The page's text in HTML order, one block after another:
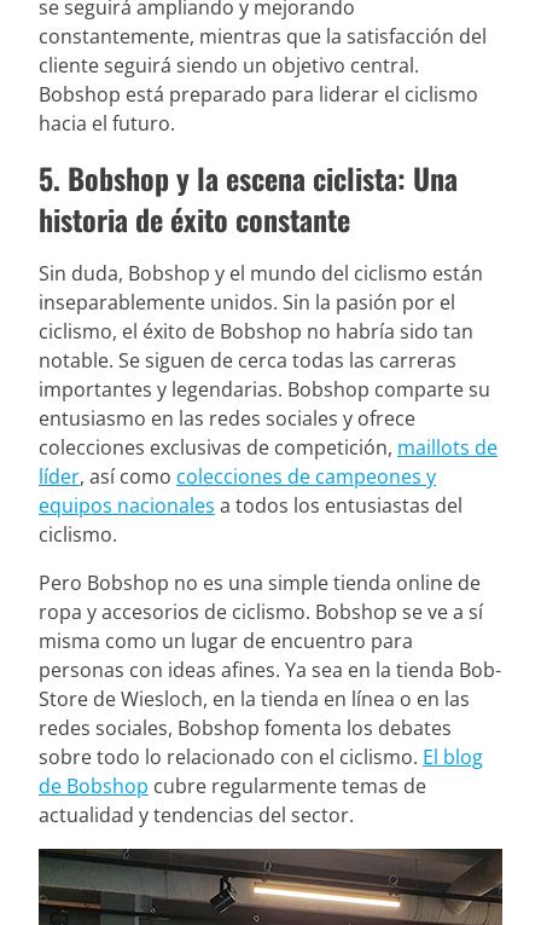
se seguirá ampliando y mejorando
constantemente, mientras que la satisfacción del
cliente seguirá siendo un objetivo central.
Bobshop está preparado para liderar el ciclismo
hacia el futuro.
5. Bobshop y la escena ciclista: Una
historia de éxito constante
Sin duda, Bobshop y el mundo del ciclismo están
inseparablemente unidos. Sin la pasión por el
ciclismo, el éxito de Bobshop no habría sido tan
notable. Se siguen de cerca todas las carreras
importantes y legendarias. Bobshop comparte su
entusiasmo en las redes sociales y ofrece
colecciones exclusivas de competición, maillots de
líder, así como colecciones de campeones y
equipos nacionales a todos los entusiastas del
ciclismo.
Pero Bobshop no es una simple tienda online de
ropa y accesorios de ciclismo. Bobshop se ve a sí
misma como un lugar de encuentro para
personas con ideas afines. Ya sea en la tienda Bob-
Store de Wiesloch, en la tienda en línea o en las
redes sociales, Bobshop fomenta los debates
sobre todo lo relacionado con el ciclismo. El blog
de Bobshop cubre regularmente temas de
actualidad y tendencias del sector.